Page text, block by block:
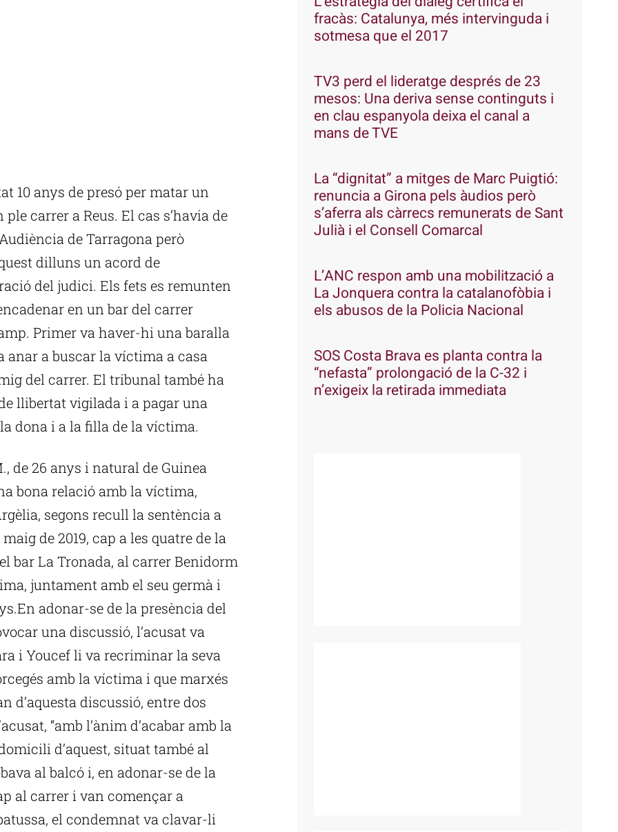
10 anys de presó per matar un
carrer a Reus. El cas s’havia de
de Tarragona però
dilluns un acord de
del judici. Els fets es remunten
en un bar del carrer
Primer va haver-hi una baralla
anar a buscar la víctima a casa
del carrer. El tribunal també ha
llibertat vigilada i a pagar una
dona i a la filla de la víctima.
de 26 anys i natural de Guinea
bona relació amb la víctima,
segons recull la sentència a
de 2019, cap a les quatre de la
bar La Tronada, al carrer Benidorm
juntament amb el seu germà i
adonar-se de la presència del
una discussió, l’acusat va
i Youcef li va recriminar la seva
amb la víctima i que marxés
d’aquesta discussió, entre dos
“amb l’ànim d’acabar amb la
d’aquest, situat també al
al balcó i, en adonar-se de la
al carrer i van començar a
el condemnat va clavar-li
fracàs: Catalunya, més intervinguda i
sotmesa que el 2017
TV3 perd el lideratge després de 23
mesos: Una deriva sense continguts i
en clau espanyola deixa el canal a
mans de TVE
La “dignitat” a mitges de Marc Puigtió:
renuncia a Girona pels àudios però
s’aferra als càrrecs remunerats de Sant
Julià i el Consell Comarcal
L’ANC respon amb una mobilització a
La Jonquera contra la catalanofòbia i
els abusos de la Policia Nacional
SOS Costa Brava es planta contra la
“nefasta” prolongació de la C-32 i
n’exigeix la retirada immediata